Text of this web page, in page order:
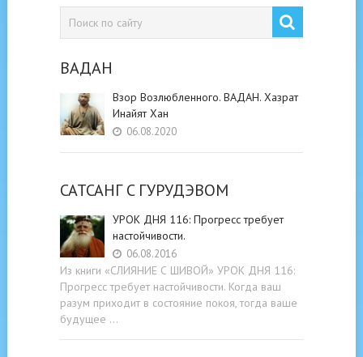
ВАДАН
Взор Возлюбленного. ВАДАН. Хазрат
Инайят Хан
06.08.2020
САТСАНГ C ГУРУДЭВОМ
УРОК ДНЯ 116: Прогресс требует
настойчивости.
06.08.2016
Из книги «СЛИЯНИЕ С ШИВОЙ» УРОК ДНЯ 116:
Прогресс требует настойчивости. Когда ваш
разум приходит в состояние покоя, тогда ваше
будущее …